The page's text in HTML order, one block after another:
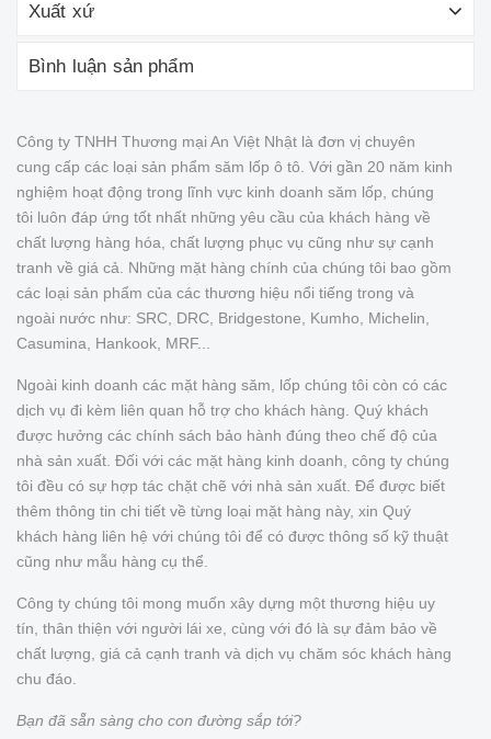
Xuất xứ
Bình luận sản phẩm
Công ty TNHH Thương mại An Việt Nhật là đơn vị chuyên
cung cấp các loại sản phẩm săm lốp ô tô. Với gần 20 năm kinh
nghiệm hoạt động trong lĩnh vực kinh doanh săm lốp, chúng
tôi luôn đáp ứng tốt nhất những yêu cầu của khách hàng về
chất lượng hàng hóa, chất lượng phục vụ cũng như sự cạnh
tranh về giá cả. Những mặt hàng chính của chúng tôi bao gồm
các loại sản phẩm của các thương hiệu nổi tiếng trong và
ngoài nước như: SRC, DRC, Bridgestone, Kumho, Michelin,
Casumina, Hankook, MRF...
Ngoài kinh doanh các mặt hàng săm, lốp chúng tôi còn có các
dịch vụ đi kèm liên quan hỗ trợ cho khách hàng. Quý khách
được hưởng các chính sách bảo hành đúng theo chế độ của
nhà sản xuất. Đối với các mặt hàng kinh doanh, công ty chúng
tôi đều có sự hợp tác chặt chẽ với nhà sản xuất. Để được biết
thêm thông tin chi tiết về từng loại mặt hàng này, xin Quý
khách hàng liên hệ với chúng tôi để có được thông số kỹ thuật
cũng như mẫu hàng cụ thể.
Công ty chúng tôi mong muốn xây dựng một thương hiệu uy
tín, thân thiện với người lái xe, cùng với đó là sự đảm bảo về
chất lượng, giá cả cạnh tranh và dịch vụ chăm sóc khách hàng
chu đáo.
Bạn đã sẵn sàng cho con đường sắp tới?